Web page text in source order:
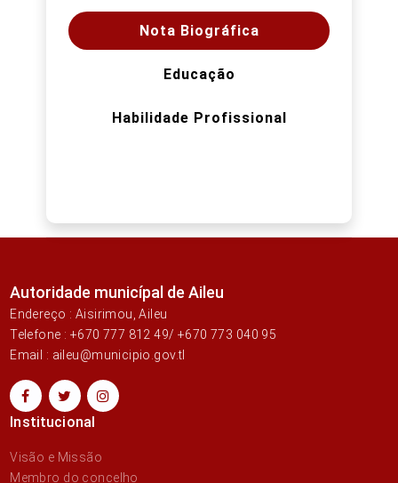
Nota Biográfica
Educação
Habilidade Profissional
Autoridade municípal de Aileu
Endereço : Aisirimou, Aileu
Telefone : +670 777 812 49/ +670 773 040 95
Email : aileu@municipio.gov.tl
Institucional
Visão e Missão
Membro do concelho